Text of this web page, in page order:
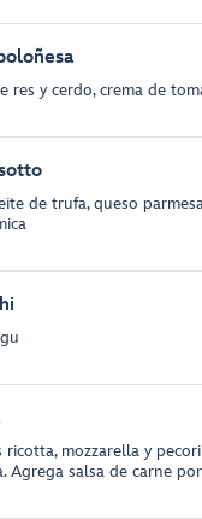
res y cerdo, crema de
de trufa, queso
ricotta, mozzarella y
Agrega salsa de carne